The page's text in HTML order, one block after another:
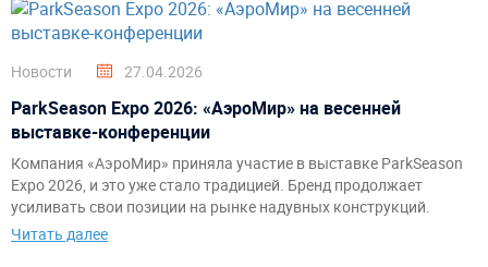
Новости 27.04.2026
ParkSeason Expo 2026: «АэроМир» на весенней
выставке-конференции
Компания «АэроМир» приняла участие в выставке ParkSeason
Expo 2026, и это уже стало традицией. Бренд продолжает
усиливать свои позиции на рынке надувных конструкций.
Читать далее